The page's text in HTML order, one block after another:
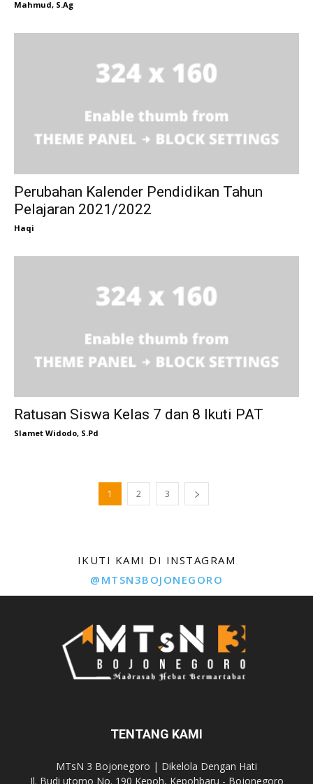
Mahmud, S.Ag
Perubahan Kalender Pendidikan Tahun
Pelajaran 2021/2022
Haqi
Ratusan Siswa Kelas 7 dan 8 Ikuti PAT
Slamet Widodo, S.Pd
1 2 3
IKUTI KAMI DI INSTAGRAM
@MTSN3BOJONEGORO
TENTANG KAMI
MTsN 3 Bojonegoro | Dikelola Dengan Hati
Jl. Budi utomo No. 190 Kepoh, Kepohbaru - Bojonegoro